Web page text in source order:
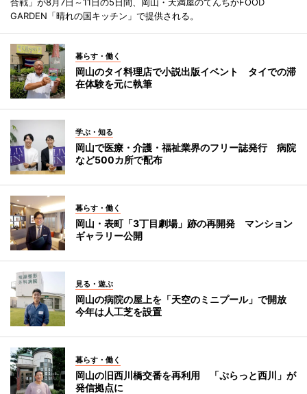
GARDEN「晴れの国キッチン」で提供される。
暮らす・働く
岡山のタイ料理店で小説出版イベント タイでの滞
在体験を元に執筆
学ぶ・知る
岡山で医療・介護・福祉業界のフリー誌発行 病院
など500カ所で配布
暮らす・働く
岡山・表町「3丁目劇場」跡の再開発 マンション
ギャラリー公開
見る・遊ぶ
岡山の病院の屋上を「天空のミニプール」で開放
今年は人工芝を設置
暮らす・働く
岡山の旧西川橋交番を再利用 「ぷらっと西川」が
発信拠点に